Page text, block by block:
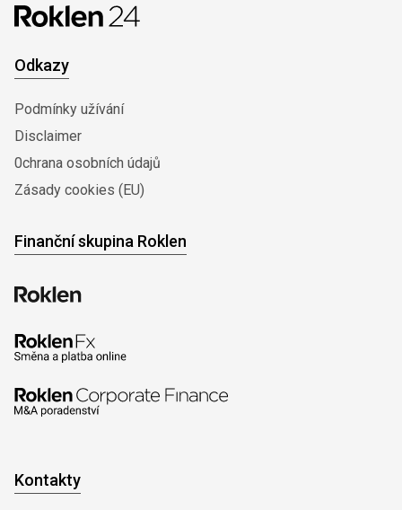
Odkazy
Podmínky užívání
Disclaimer
0chrana osobních údajů
Zásady cookies (EU)
Finanční skupina Roklen
Kontakty